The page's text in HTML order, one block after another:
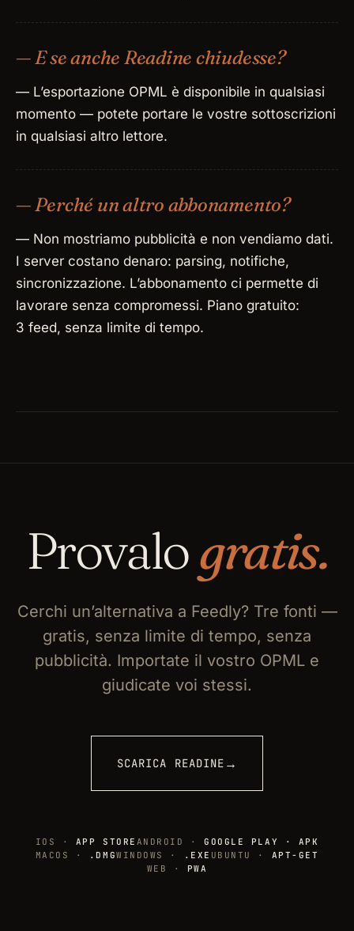
— E se anche Readine chiudesse?
— L’esportazione OPML è disponibile in qualsiasi
momento — potete portare le vostre sottoscrizioni
in qualsiasi altro lettore.
— Perché un altro abbonamento?
— Non mostriamo pubblicità e non vendiamo dati.
I server costano denaro: parsing, notifiche,
sincronizzazione. L’abbonamento ci permette di
lavorare senza compromessi. Piano gratuito:
3 feed, senza limite di tempo.
Provalogratis.
Cerchi un’alternativa a Feedly? Tre fonti —
gratis, senza limite di tempo, senza
pubblicità. Importate il vostro OPML e
giudicate voi stessi.
SCARICA READINE →
IOS · APP STORE ANDROID ·GOOGLE PLAY · APK
MACOS ·
.DMGWINDOWS · .EXE UBUNTU · APT-GET
WEB · PWA